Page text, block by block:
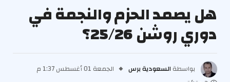
هل يصمد الحزم والنجمة في
دوري روشن 25/26؟
بواسطة السعودية برس
الجمعة 01 أغسطس 1:37 م